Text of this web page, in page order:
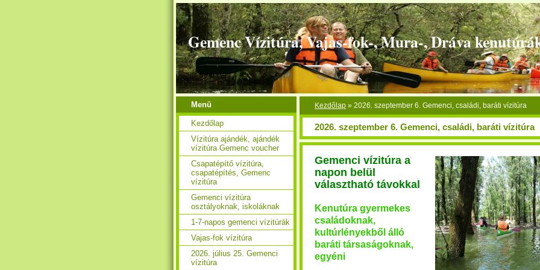
Gemenc Vízitúra, Vajas-fok-, Mura-, Dráva
Kezdőlap » 2026. szeptember 6. Gemenci, családi, baráti vízitúra
2026. szeptember 6. Gemenci, családi, baráti vízitúra
Gemenci vízitúra a
napon belül
választható távokkal
Kenutúra gyermekes
családoknak,
kultúrlényekből álló
baráti társaságoknak,
egyéni
Menü
Kezdőlap
Vízitúra ajándék, ajándék
vízitúra Gemenc voucher
Csapatépítő vízitúra,
csapatépítés, Gemenc
vízitúra
Gemenci vízitúra
osztályoknak, iskoláknak
1-7-napos gemenci vízitúrák
Vajas-fok vízitúra
2026. július 25. Gemenci
vízitúra